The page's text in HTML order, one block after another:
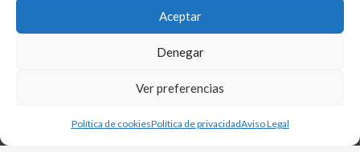
Aceptar
Denegar
Ver preferencias
Política de cookiesPolítica de privacidadAviso Legal
Aviso legal